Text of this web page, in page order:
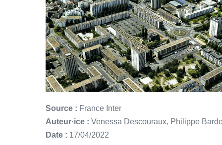
Source : France Inter
Auteur·ice : Venessa Descouraux, Philippe
Date : 17/04/2022